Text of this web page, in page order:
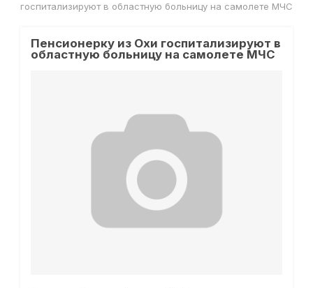
госпитализируют в областную больницу на самолете МЧС
Пенсионерку из Охи госпитализируют в
областную больницу на самолете МЧС